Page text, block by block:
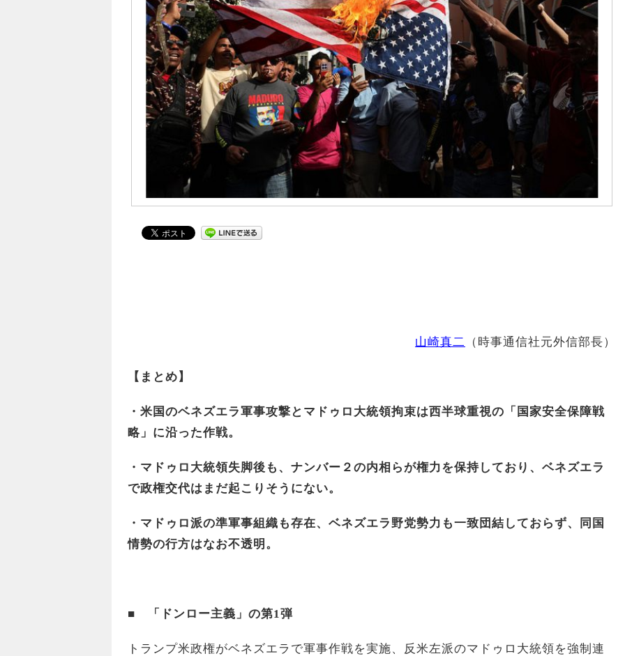
山崎真二 （時事通信社元外信部長）
【まとめ】
・米国のベネズエラ軍事攻撃とマドゥロ大統領拘束は西半球重視の「国家安全保障戦
略」に沿った作戦。
・マドゥロ大統領失脚後も、ナンバー２の内相らが権力を保持しており、ベネズエラ
で政権交代はまだ起こりそうにない。
・マドゥロ派の準軍事組織も存在、ベネズエラ野党勢力も一致団結しておらず、同国
情勢の行方はなお不透明。
■ 「ドンロー主義」の第1弾
トランプ米政権がベネズエラで軍事作戦を実施、反米左派のマドゥロ大統領を強制連